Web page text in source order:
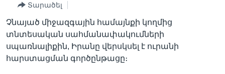
բովանդակություն
ՖԻԼՄԵՐ
ՖԻԼՄԵՐ
IN ENGLISH
ՄԵՐ ՄԱՍԻՆ
ՄԵՐ ՄԱՍԻՆ
«ԱՄԵՐԻԿԱՅԻ ՁԱՅՆ»-Ի ԿԱՆՈՆԱԴՐՈՒԹՅՈՒՆ
ՈՒԿՐԱԻՆԱԿԱՆ ՊԱՏԵՐԱԶՄ
Տարածել
Չնայած միջազգային համայնքի կողմից
տնտեսական սահմանափակումների
սպառնալիքին, Իրանը վերսկսել է ուրանի
հարստացման գործընթացը։